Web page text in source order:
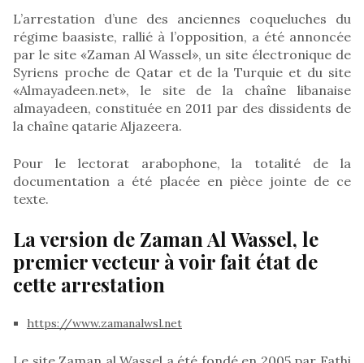
L’arrestation d’une des anciennes coqueluches du
régime baasiste, rallié à l’opposition, a été annoncée
par le site «Zaman Al Wassel», un site électronique de
Syriens proche de Qatar et de la Turquie et du site
«Almayadeen.net», le site de la chaîne libanaise
almayadeen, constituée en 2011 par des dissidents de
la chaîne qatarie Aljazeera.
Pour le lectorat arabophone, la totalité de la
documentation a été placée en pièce jointe de ce
texte.
La version de Zaman Al Wassel, le
premier vecteur à voir fait état de
cette arrestation
https://www.zamanalwsl.net